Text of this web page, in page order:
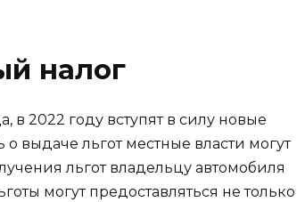
налог
в 2022 году вступят в силу новые
о выдаче льгот местные власти могут
льгот владельцу автомобиля
могут предоставляться не только